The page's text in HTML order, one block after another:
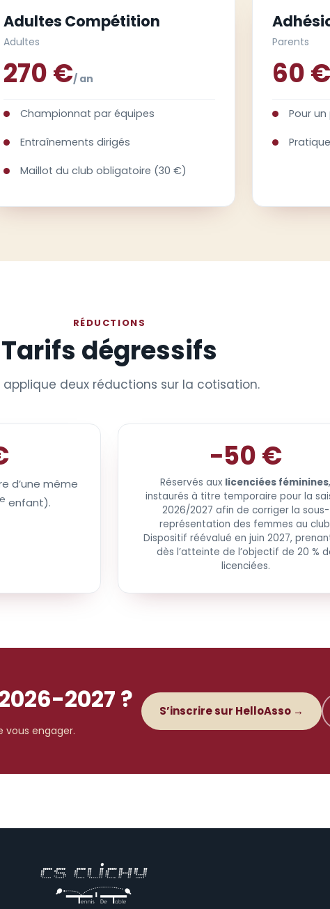
Adultes Compétition
Adultes
270 €/ an
Championnat par équipes
Entraînements dirigés
Maillot du club obligatoire (30 €)
Parents
60 €
Pour
RÉDUCTIONS
Tarifs dégressifs
applique deux réductions sur la cotisation.
d’une même
e enfant).
−50 €
Réservés aux licenciées féminines,
instaurés à titre temporaire pour la
2026/2027 afin de corriger la sous-
représentation des femmes au
Dispositif réévalué en juin 2027,
dès l’atteinte de l’objectif de 20 %
licenciées.
2027 ?
vous engager.
S’inscrire sur HelloAsso →